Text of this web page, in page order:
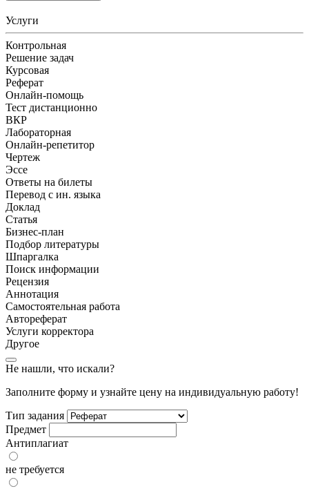
Услуги
Контрольная
Решение задач
Курсовая
Реферат
Онлайн-помощь
Тест дистанционно
ВКР
Лабораторная
Онлайн-репетитор
Чертеж
Эссе
Ответы на билеты
Перевод с ин. языка
Доклад
Статья
Бизнес-план
Подбор литературы
Шпаргалка
Поиск информации
Рецензия
Аннотация
Самостоятельная работа
Автореферат
Услуги корректора
Другое
Не нашли, что искали?
Заполните форму и узнайте цену на индивидуальную работу!
Тип задания
Предмет
Антиплагиат
не требуется